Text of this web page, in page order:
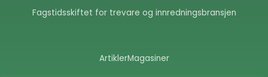
Fagstidsskiftet for trevare og innredningsbransjen
ArtiklerMagasiner